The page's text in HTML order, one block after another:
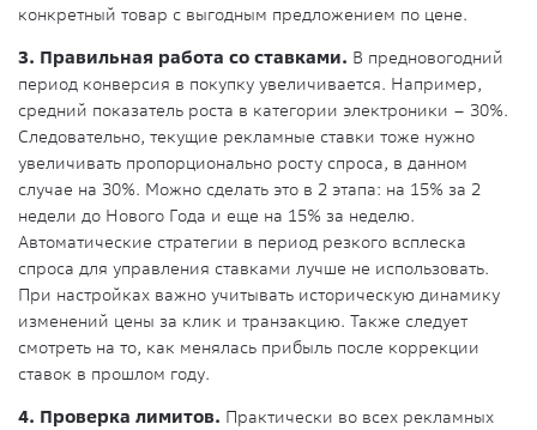
конкретный товар с выгодным предложением по цене.
3. Правильная работа со ставками. В предновогодний
период конверсия в покупку увеличивается. Например,
средний показатель роста в категории электроники – 30%.
Следовательно, текущие рекламные ставки тоже нужно
увеличивать пропорционально росту спроса, в данном
случае на 30%. Можно сделать это в 2 этапа: на 15% за 2
недели до Нового Года и еще на 15% за неделю.
Автоматические стратегии в период резкого всплеска
спроса для управления ставками лучше не использовать.
При настройках важно учитывать историческую динамику
изменений цены за клик и транзакцию. Также следует
смотреть на то, как менялась прибыль после коррекции
ставок в прошлом году.
4. Проверка лимитов. Практически во всех рекламных